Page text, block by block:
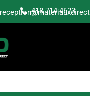
418 714-4623